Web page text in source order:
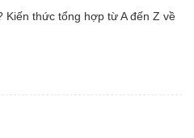
thức tổng hợp từ A đến Z về